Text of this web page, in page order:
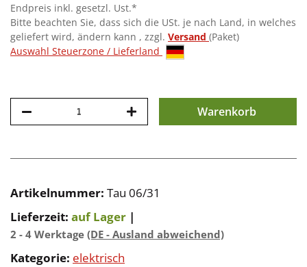
Endpreis inkl. gesetzl. Ust.*
Bitte beachten Sie, dass sich die USt. je nach Land, in welches
geliefert wird, ändern kann , zzgl. Versand (Paket)
Auswahl Steuerzone / Lieferland
Warenkorb
Artikelnummer: Tau 06/31
Lieferzeit: auf Lager |
2 - 4 Werktage (DE - Ausland abweichend)
Kategorie: elektrisch